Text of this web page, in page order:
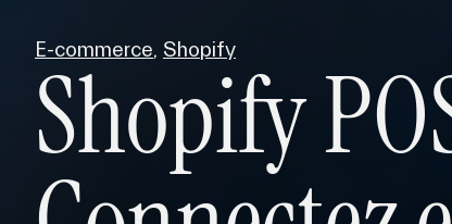
E-commerce, Shopify
Shopify